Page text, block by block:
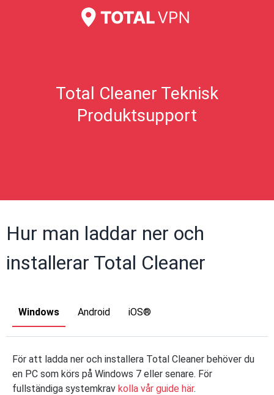
Total Cleaner Teknisk
Produktsupport
Hur man laddar ner och
installerar Total Cleaner
Windows Android iOS®
För att ladda ner och installera Total Cleaner behöver du
en PC som körs på Windows 7 eller senare. För
fullständiga systemkrav kolla vår guide här.